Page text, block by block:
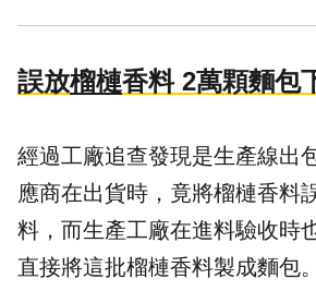
誤放榴槤香料 2萬顆麵包
經過工廠追查發現是生產線出
應商在出貨時，竟將榴槤香料
料，而生產工廠在進料驗收時
直接將這批榴槤香料製成麵包